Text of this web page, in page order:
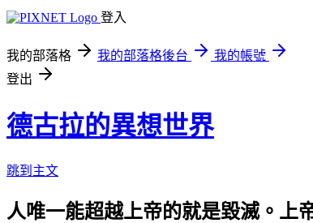
登入
我的部落格 我的部落格後台
我的帳號
登出
德古拉的異想世界
跳到主文
人唯一能超越上帝的就是毀滅。上